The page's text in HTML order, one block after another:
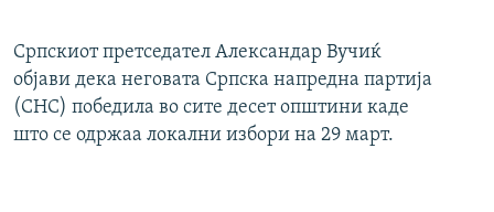
Српскиот претседател Александар Вучиќ
објави дека неговата Српска напредна партија
(СНС) победила во сите десет општини каде
што се одржаа локални избори на 29 март.